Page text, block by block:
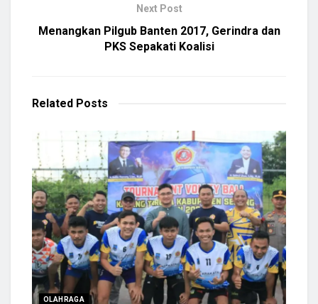
Next Post
Menangkan Pilgub Banten 2017, Gerindra dan
PKS Sepakati Koalisi
Related Posts
OLAHRAGA